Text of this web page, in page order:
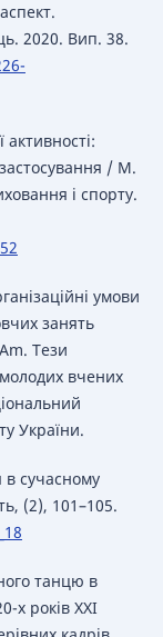
2020. Вип. 38.
/ М.
і спорту.
умови
занять
Тези
вчених
України.
в сучасному
(2), 101–105.
танцю в
х років ХХІ